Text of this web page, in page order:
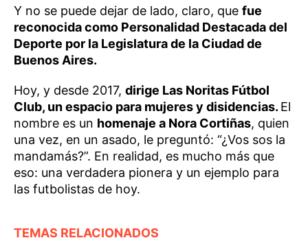
Y no se puede dejar de lado, claro, que fue
reconocida como Personalidad Destacada del
Deporte por la Legislatura de la Ciudad de
Buenos Aires.
Hoy, y desde 2017, dirige Las Noritas Fútbol
Club, un espacio para mujeres y disidencias. El
nombre es un homenaje a Nora Cortiñas, quien
una vez, en un asado, le preguntó: “¿Vos sos la
mandamás?”. En realidad, es mucho más que
eso: una verdadera pionera y un ejemplo para
las futbolistas de hoy.
TEMAS RELACIONADOS